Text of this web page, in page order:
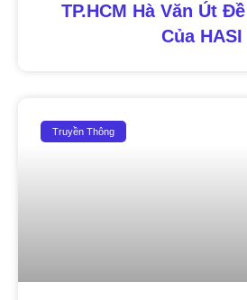
TP.HCM Hà Văn Út
Của HASI
Truyền Thông